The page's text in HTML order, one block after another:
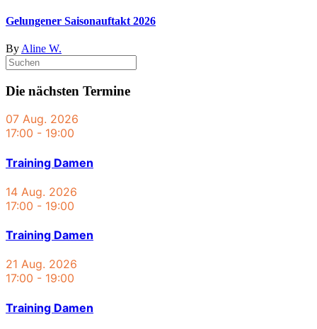
Gelungener Saisonauftakt 2026
By Aline W.
Die nächsten Termine
07 Aug. 2026
17:00 - 19:00
Training Damen
14 Aug. 2026
17:00 - 19:00
Training Damen
21 Aug. 2026
17:00 - 19:00
Training Damen